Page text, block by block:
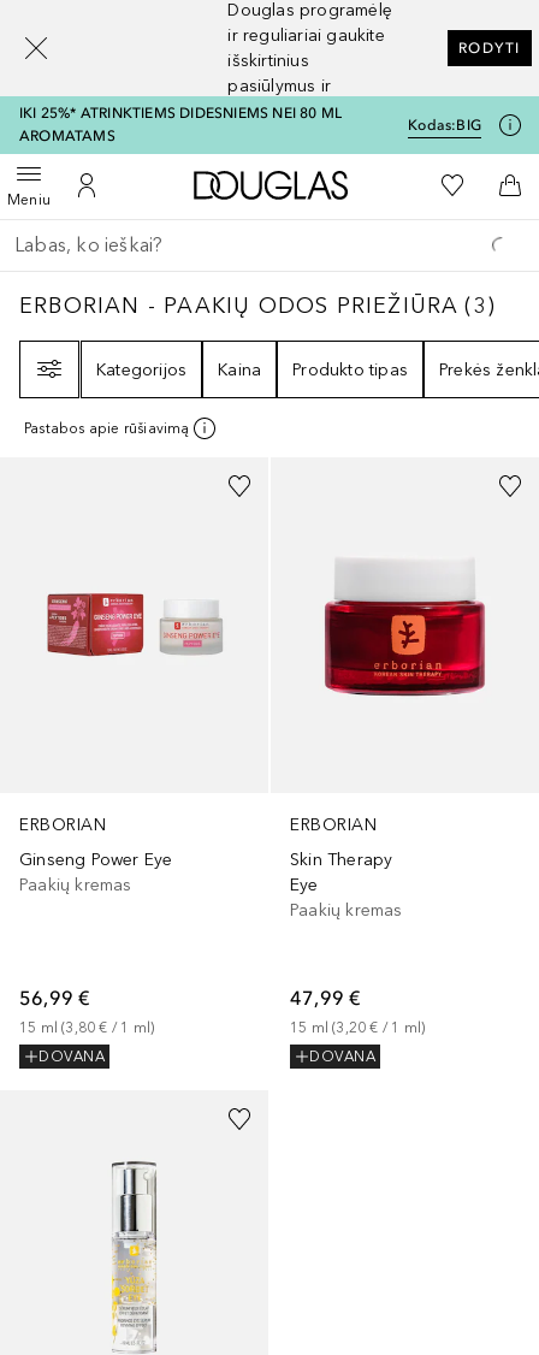
Douglas programėlę
ir reguliariai gaukite
išskirtinius
pasiūlymus ir
nuolaidas
RODYTI
IKI 25%* ATRINKTIEMS DIDESNIEMS NEI 80 ML
AROMATAMS
Kodas:BIG
MeniuAtidaryti meniuĮ mano paskyrą
Į Douglas pagrindinį
Į mano
Į
Grįžk atgal
Vykdykite paiešką
ERBORIAN - PAAKIŲ ODOS PRIEŽIŪRA3
ERBORIAN - PAAKIŲ ODOS PRIEŽIŪRA (3)
Kategorijos
Kaina Produkto tipas Prekės
Pastabos apie rūšiavimą
ERBORIAN
Ginseng Power Eye
Paakių kremas
56,99 €
15 ml (3,80 € / 1 ml)
DOVANA
ERBORIAN
Skin Therapy
Eye
Paakių kremas
47,99 €
15 ml (3,20 € / 1 ml)
DOVANA
[navigation.slideout.screenreader]